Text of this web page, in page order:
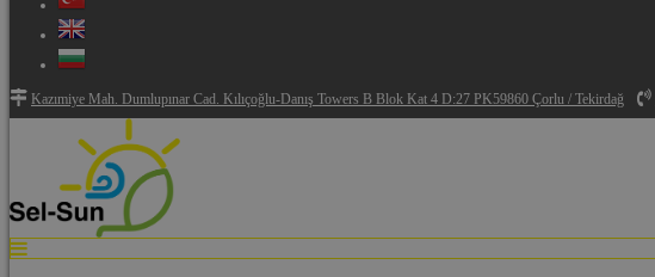
Kazımiye Mah. Dumlupınar Cad. Kılıçoğlu-Danış Towers B Blok Kat 4 D:27 PK59860 Çorlu / Tekirdağ